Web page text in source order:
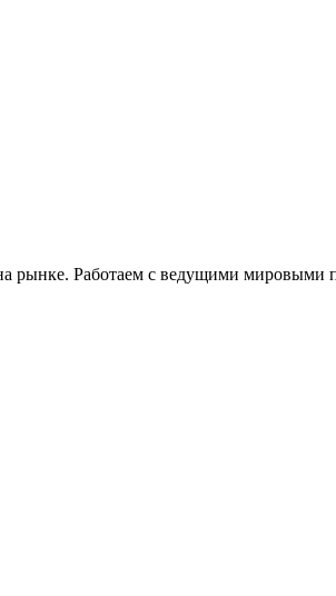
рынке. Работаем с ведущими мировыми